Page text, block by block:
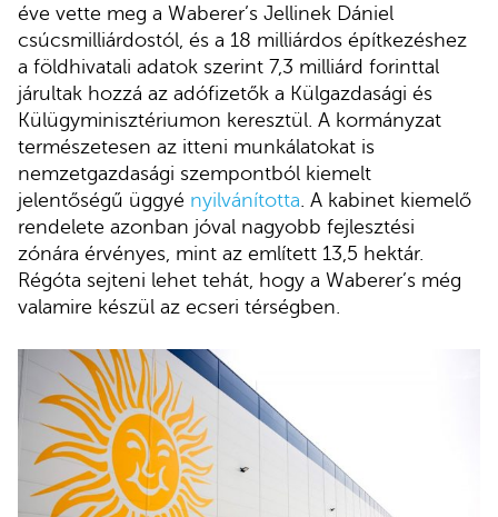
éve vette meg a Waberer’s Jellinek Dániel
csúcsmilliárdostól, és a 18 milliárdos építkezéshez
a földhivatali adatok szerint 7,3 milliárd forinttal
járultak hozzá az adófizetők a Külgazdasági és
Külügyminisztériumon keresztül. A kormányzat
természetesen az itteni munkálatokat is
nemzetgazdasági szempontból kiemelt
jelentőségű üggyé nyilvánította . A kabinet kiemelő
rendelete azonban jóval nagyobb fejlesztési
zónára érvényes, mint az említett 13,5 hektár.
Régóta sejteni lehet tehát, hogy a Waberer’s még
valamire készül az ecseri térségben.